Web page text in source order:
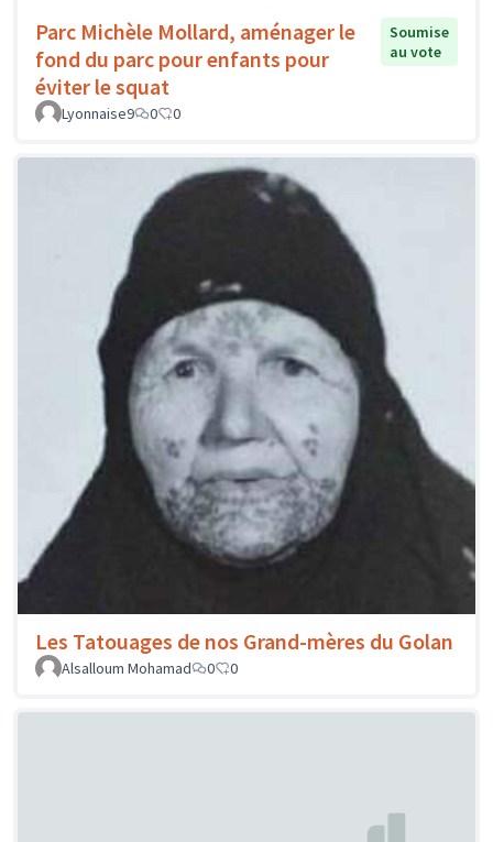
Parc Michèle Mollard, aménager le
fond du parc pour enfants pour
éviter le squat
Soumise
au vote
Lyonnaise9 0 0
Les Tatouages de nos Grand-mères du Golan
Alsalloum Mohamad 0 0